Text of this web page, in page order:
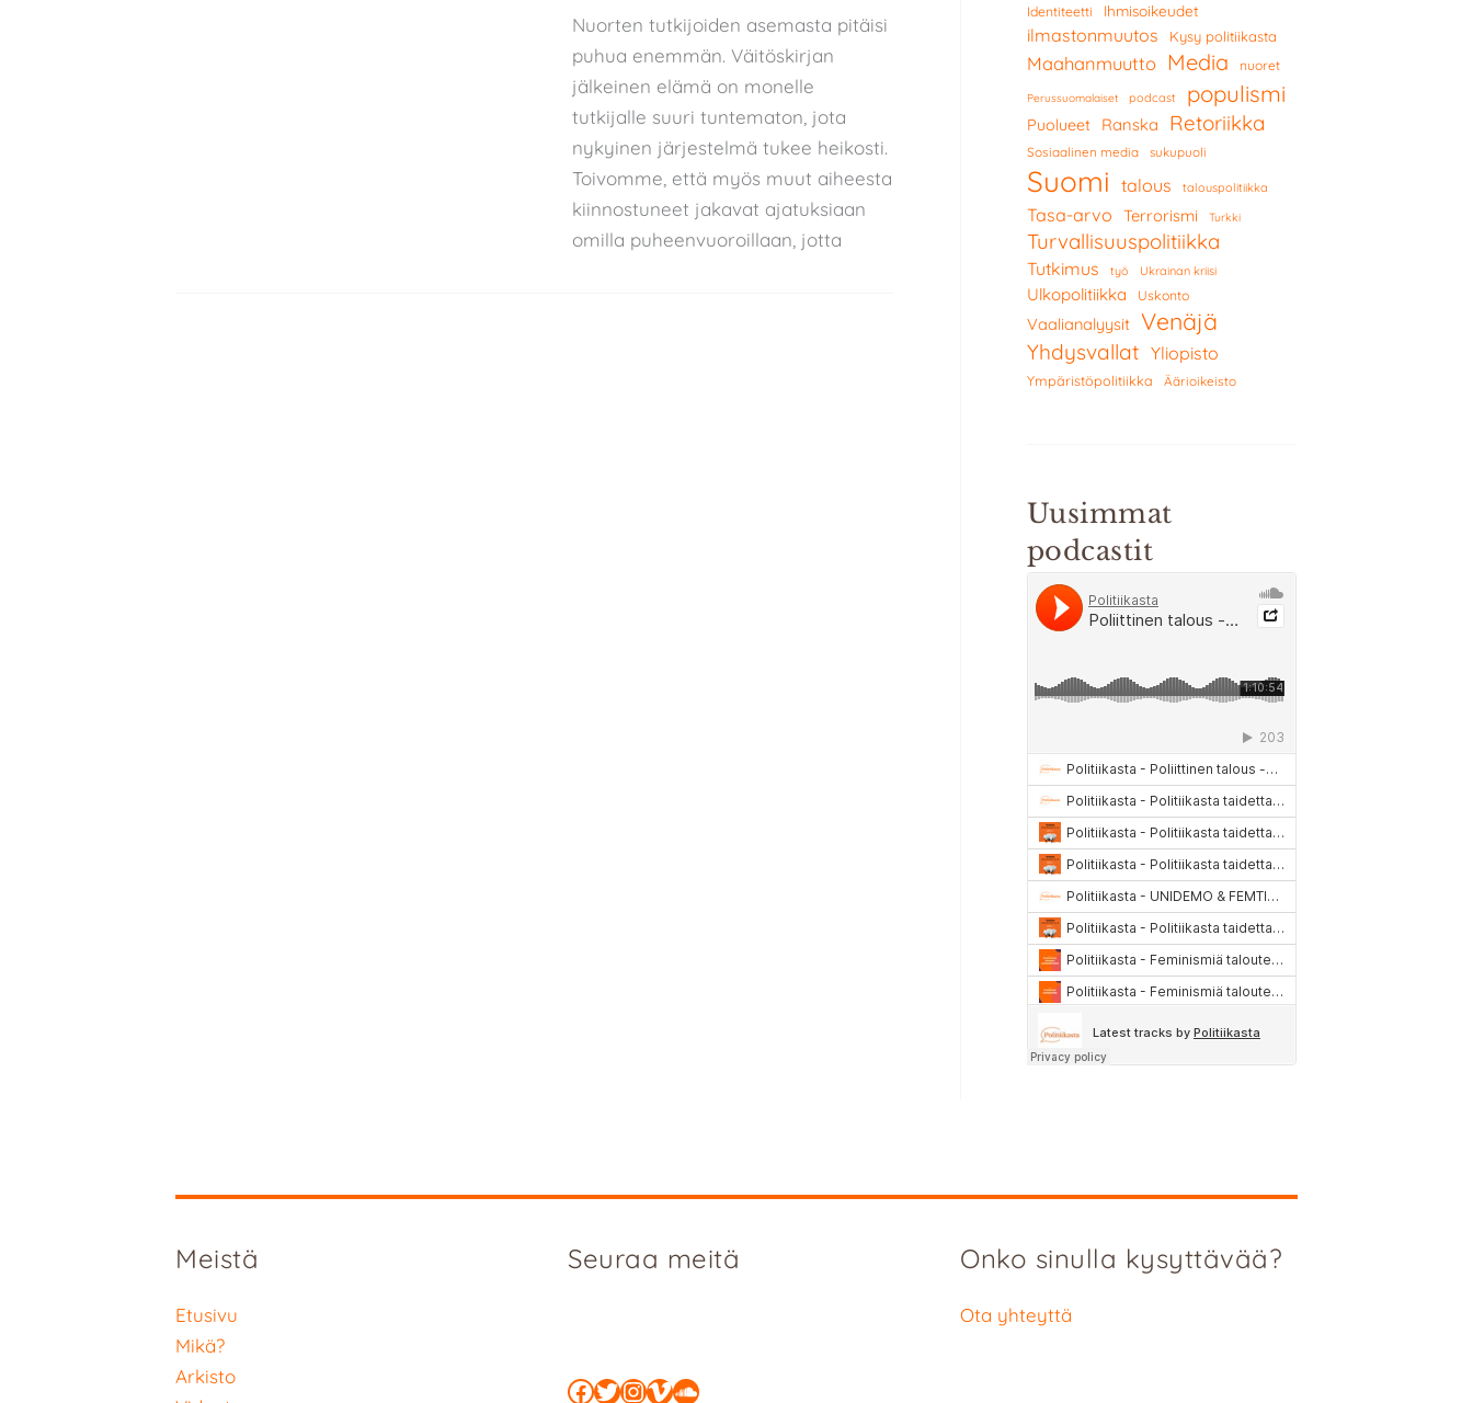
Nuorten tutkijoiden asemasta pitäisi
puhua enemmän. Väitöskirjan
jälkeinen elämä on monelle
tutkijalle suuri tuntematon, jota
nykyinen järjestelmä tukee heikosti.
Toivomme, että myös muut aiheesta
kiinnostuneet jakavat ajatuksiaan
omilla puheenvuoroillaan, jotta
Identiteetti Ihmisoikeudet
ilmastonmuutos Kysy politiikasta
Maahanmuutto Media nuoret
Perussuomalaiset podcast populismi
Puolueet Ranska Retoriikka
Sosiaalinen media sukupuoli
Suomi talous talouspolitiikka
Tasa-arvo Terrorismi Turkki
Turvallisuuspolitiikka
Tutkimus työ Ukrainan kriisi
Ulkopolitiikka Uskonto
Vaalianalyysit Venäjä
Yhdysvallat Yliopisto
Ympäristöpolitiikka Äärioikeisto
Uusimmat
podcastit
Meistä
Etusivu
Mikä?
Arkisto
Seuraa meitä
Facebook
Twitter
Instagram
Vimeo
SoundCloud
Onko sinulla kysyttävää?
Ota yhteyttä